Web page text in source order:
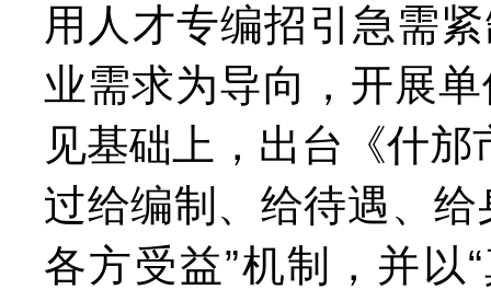
用人才专编招引急需
业需求为导向，开展
见基础上，出台《什
过给编制、给待遇、
各方受益”机制，并以